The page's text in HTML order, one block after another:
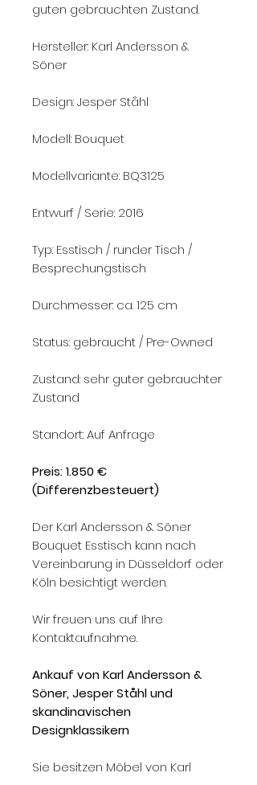
guten gebrauchten Zustand.
Hersteller: Karl Andersson &
Söner
Design: Jesper Ståhl
Modell: Bouquet
Modellvariante: BQ3125
Entwurf / Serie: 2016
Typ: Esstisch / runder Tisch /
Besprechungstisch
Durchmesser: ca. 125 cm
Status: gebraucht / Pre-Owned
Zustand: sehr guter gebrauchter
Zustand
Standort: Auf Anfrage
Preis: 1.850 €
(Differenzbesteuert)
Der Karl Andersson & Söner
Bouquet Esstisch kann nach
Vereinbarung in Düsseldorf oder
Köln besichtigt werden.
Wir freuen uns auf Ihre
Kontaktaufnahme.
Ankauf von Karl Andersson &
Söner, Jesper Ståhl und
skandinavischen
Designklassikern
Sie besitzen Möbel von Karl